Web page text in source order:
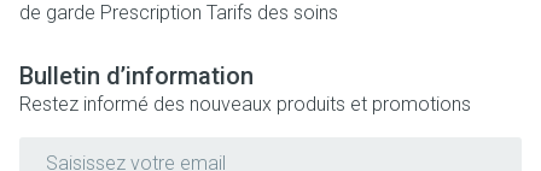
de garde Prescription Tarifs des soins
Bulletin d’information
Restez informé des nouveaux produits et promotions